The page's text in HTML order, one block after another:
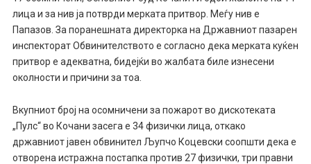
лица и за нив ја потврди мерката притвор. Меѓу нив е
Папазов. За поранешната директорка на Државниот пазарен
инспекторат Обвинителството е согласно дека мерката куќен
притвор е адекватна, бидејќи во жалбата биле изнесени
околности и причини за тоа.
Вкупниот број на осомничени за пожарот во дискотеката
„Пулс“ во Кочани засега е 34 физички лица, откако
државниот јавен обвинител Љупчо Коцевски соопшти дека е
отворена истражна постапка против 27 физички, три правни